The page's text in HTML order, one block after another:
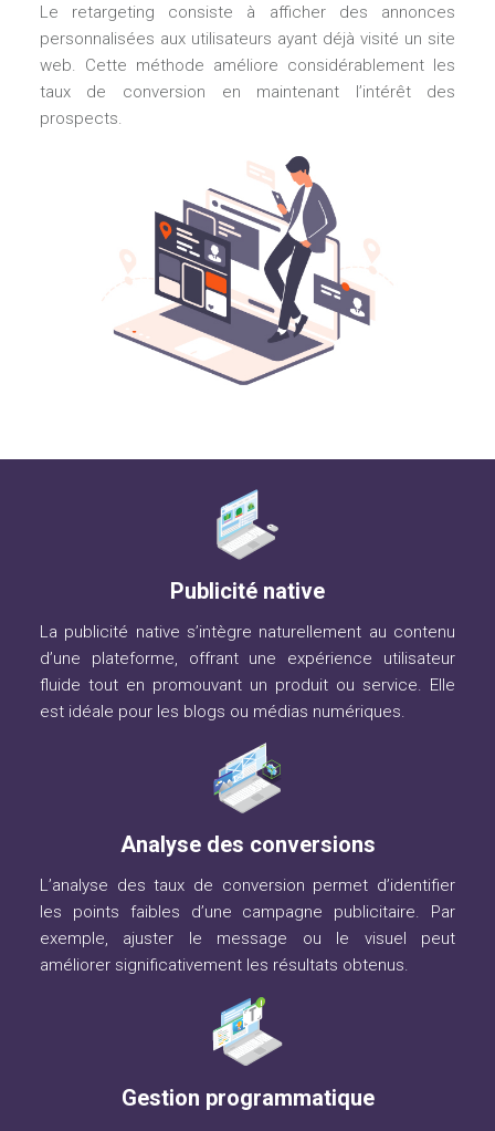
Le retargeting consiste à afficher des annonces
personnalisées aux utilisateurs ayant déjà visité un site
web. Cette méthode améliore considérablement les
taux de conversion en maintenant l’intérêt des
prospects.
Publicité native
La publicité native s’intègre naturellement au contenu
d’une plateforme, offrant une expérience utilisateur
fluide tout en promouvant un produit ou service. Elle
est idéale pour les blogs ou médias numériques.
Analyse des conversions
L’analyse des taux de conversion permet d’identifier
les points faibles d’une campagne publicitaire. Par
exemple, ajuster le message ou le visuel peut
améliorer significativement les résultats obtenus.
Gestion programmatique